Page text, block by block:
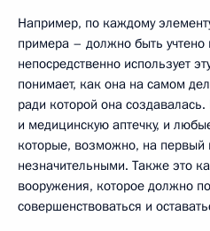
Например, по каждому
примера – должно быть учтено
непосредственно использует
понимает, как она на самом
ради которой она
и медицинскую аптечку, и
которые, возможно, на первый
незначительными. Также это
вооружения, которое должно
совершенствоваться и